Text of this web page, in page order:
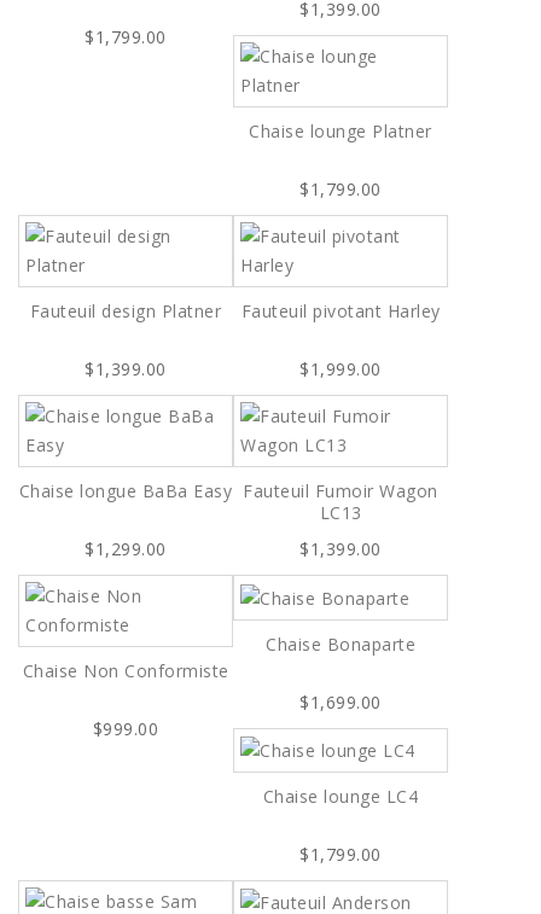
$1,799.00
$1,399.00
Chaise lounge Platner
$1,799.00
Fauteuil design Platner
$1,399.00
Fauteuil pivotant Harley
$1,999.00
Chaise longue BaBa Easy
$1,299.00
Fauteuil Fumoir Wagon
LC13
$1,399.00
Chaise Non Conformiste
$999.00
Chaise Bonaparte
$1,699.00
Chaise lounge LC4
$1,799.00